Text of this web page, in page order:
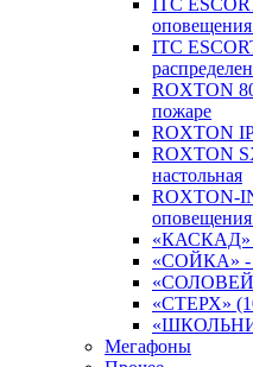
ITC
оповещения
ITC
ROXTON
пожаре
ROXTON
ROXTON
настольная
ROXTON-
оповещения
«КАСКАД»
«СОЙКА» -
«СТЕРХ»
Мегафоны